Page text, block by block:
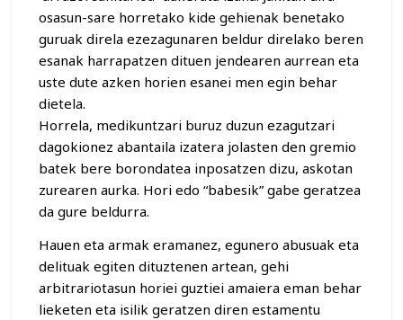
osasun-sare horretako kide gehienak benetako
guruak direla ezezagunaren beldur direlako beren
esanak harrapatzen dituen jendearen aurrean eta
uste dute azken horien esanei men egin behar
dietela.
Horrela, medikuntzari buruz duzun ezagutzari
dagokionez abantaila izatera jolasten den gremio
batek bere borondatea inposatzen dizu, askotan
zurearen aurka. Hori edo “babesik” gabe geratzea
da gure beldurra.
Hauen eta armak eramanez, egunero abusuak eta
delituak egiten dituztenen artean, gehi
arbitrariotasun horiei guztiei amaiera eman behar
lieketen eta isilik geratzen diren estamentu